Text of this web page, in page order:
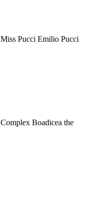
Miss Pucci Emilio Pucci
Complex Boadicea the